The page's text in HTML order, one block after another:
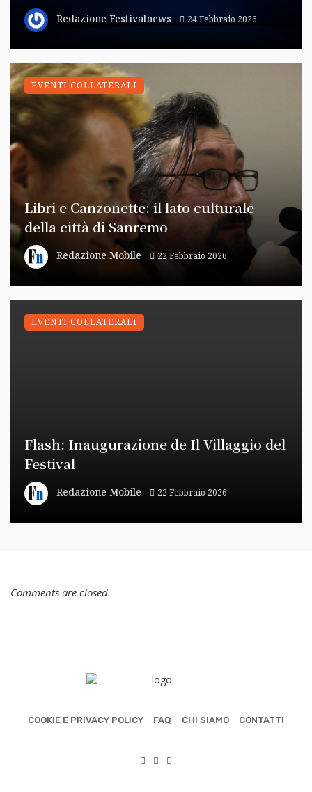
Redazione Festivalnews 24 Febbraio 2026
Libri e Canzonette: il lato culturale
della città di Sanremo
Redazione Mobile 22 Febbraio 2026
EVENTI COLLATERALI
Flash: Inaugurazione de Il Villaggio del
Festival
Redazione Mobile 22 Febbraio 2026
EVENTI COLLATERALI
Comments are closed.
COOKIE E PRIVACY POLICY FAQ CHI SIAMO CONTATTI